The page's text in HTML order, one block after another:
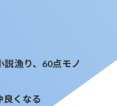
漁り、60点モノ
良くなる